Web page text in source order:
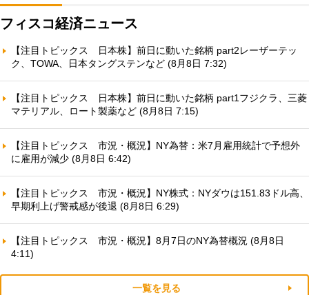
フィスコ経済ニュース
【注目トピックス 日本株】前日に動いた銘柄 part2レーザーテッ
ク、TOWA、日本タングステンなど (8月8日 7:32)
【注目トピックス 日本株】前日に動いた銘柄 part1フジクラ、三菱
マテリアル、ロート製薬など (8月8日 7:15)
【注目トピックス 市況・概況】NY為替：米7月雇用統計で予想外
に雇用が減少 (8月8日 6:42)
【注目トピックス 市況・概況】NY株式：NYダウは151.83ドル高、
早期利上げ警戒感が後退 (8月8日 6:29)
【注目トピックス 市況・概況】8月7日のNY為替概況 (8月8日
4:11)
一覧を見る